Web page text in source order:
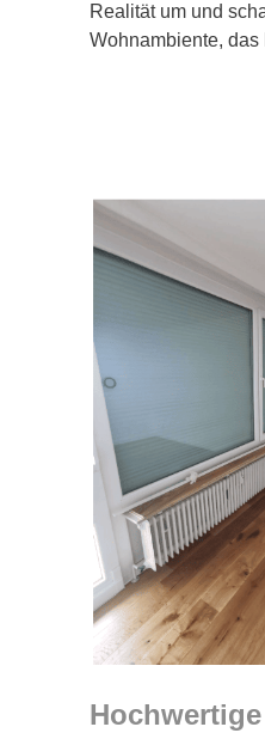
Realität um und
Wohnambiente, das
Hochwertige